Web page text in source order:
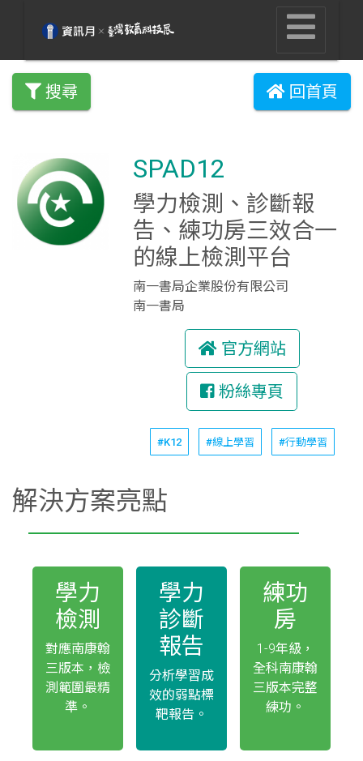
搜尋 回首頁
SPAD12
學力檢測、診斷報
告、練功房三效合一
的線上檢測平台
南一書局企業股份有限公司
南一書局
官方網站
粉絲專頁
#K12 #線上學習 #行動學習
解決方案亮點
學力
檢測
對應南康翰
三版本，檢
測範圍最精
準。
學力
診斷
報告
分析學習成
效的弱點標
靶報告。
練功
房
1-9年級，
全科南康翰
三版本完整
練功。